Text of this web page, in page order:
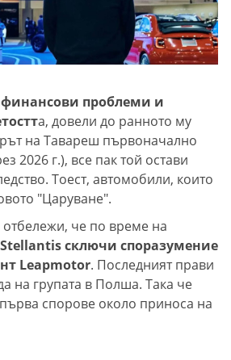
финансови проблеми и
а, довели до ранното му
на Тавареш първоначално
2026 г.), все пак той остави
Тоест, автомобили, които
"Царуване".
че по време на
Stellantis сключи споразумение
Leapmotor. Последният прави
на групата в Полша. Така че
спорове около приноса на